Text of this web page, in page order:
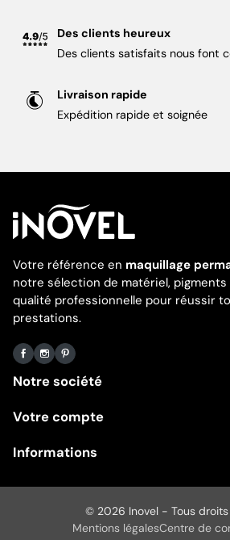
Des clients heureux
Des clients satisfaits nous font
Livraison rapide
Expédition rapide et soignée
Votre référence en maquillage
notre sélection de matériel,
qualité professionnelle pour réussir
prestations.
Facebook
Instagram
Pinterest
Notre société
Votre compte
Informations
© 2026 Inovel - Tous droits
Mentions légalesCentre de